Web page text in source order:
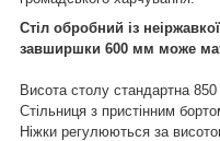
Стіл обробний із
завширшки 600 мм може
Висота столу стандартна
Стільниця з пристінним
Ніжки регулюються за